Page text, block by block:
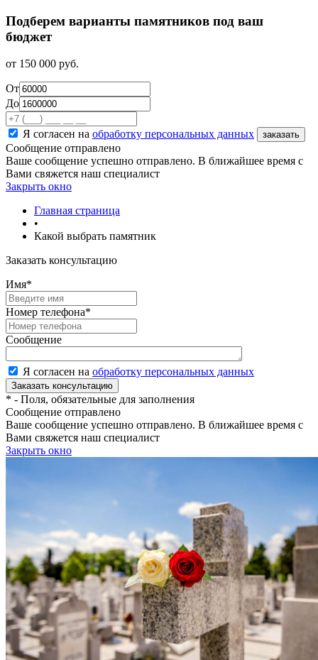
Подберем варианты памятников под ваш
бюджет
от 150 000 руб.
От
До
Я согласен на обработку персональных данных
Сообщение отправлено
Ваше сообщение успешно отправлено. В ближайшее время с
Вами свяжется наш специалист
Закрыть окно
Главная страница
•
Какой выбрать памятник
Заказать консультацию
Имя*
Номер телефона*
Сообщение
Я согласен на обработку персональных данных
* - Поля, обязательные для заполнения
Сообщение отправлено
Ваше сообщение успешно отправлено. В ближайшее время с
Вами свяжется наш специалист
Закрыть окно